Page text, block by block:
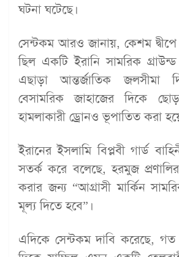
ঘটনা ঘটেছে।
সেন্টকম আরও জানায়, কেশম দ্বীপে
ছিল একটি ইরানি সামরিক
এছাড়া আন্তর্জাতিক জলসীমা
বেসামরিক জাহাজের দিকে
হামলাকারী ড্রোনও ভূপাতিত করা
ইরানের ইসলামি বিপ্লবী গার্ড
সতর্ক করে বলেছে, হরমুজ প্রণালির
করার জন্য “আগ্রাসী মার্কিন
মূল্য দিতে হবে”।
এদিকে সেন্টকম দাবি করেছে, গত